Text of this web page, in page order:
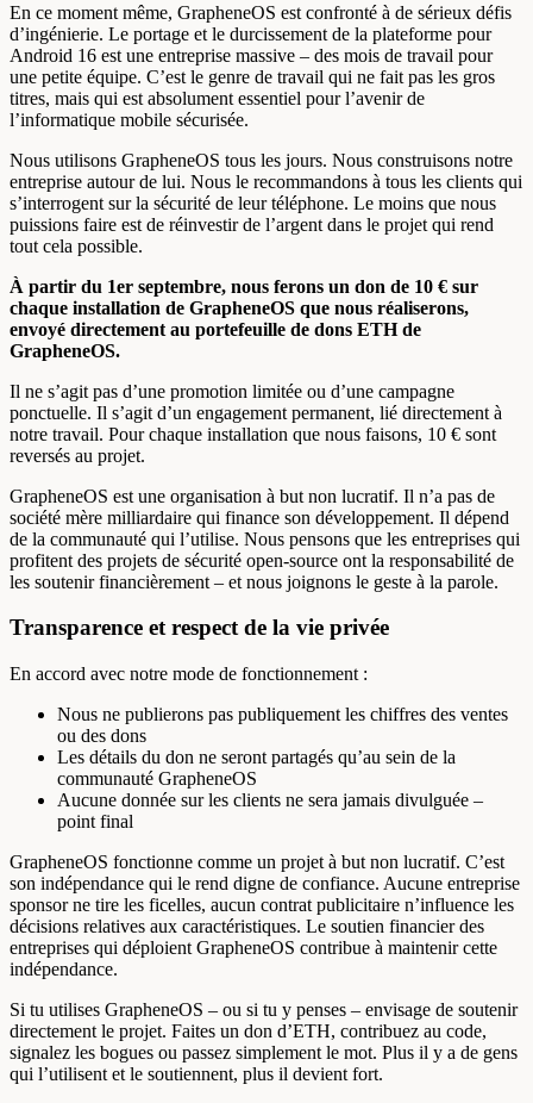
En ce moment même, GrapheneOS est confronté à de sérieux défis
d’ingénierie. Le portage et le durcissement de la plateforme pour
Android 16 est une entreprise massive – des mois de travail pour
une petite équipe. C’est le genre de travail qui ne fait pas les gros
titres, mais qui est absolument essentiel pour l’avenir de
l’informatique mobile sécurisée.
Nous utilisons GrapheneOS tous les jours. Nous construisons notre
entreprise autour de lui. Nous le recommandons à tous les clients qui
s’interrogent sur la sécurité de leur téléphone. Le moins que nous
puissions faire est de réinvestir de l’argent dans le projet qui rend
tout cela possible.
À partir du 1er septembre, nous ferons un don de 10 € sur
chaque installation de GrapheneOS que nous réaliserons,
envoyé directement au portefeuille de dons ETH de
GrapheneOS.
Il ne s’agit pas d’une promotion limitée ou d’une campagne
ponctuelle. Il s’agit d’un engagement permanent, lié directement à
notre travail. Pour chaque installation que nous faisons, 10 € sont
reversés au projet.
GrapheneOS est une organisation à but non lucratif. Il n’a pas de
société mère milliardaire qui finance son développement. Il dépend
de la communauté qui l’utilise. Nous pensons que les entreprises qui
profitent des projets de sécurité open-source ont la responsabilité de
les soutenir financièrement – et nous joignons le geste à la parole.
Transparence et respect de la vie privée
En accord avec notre mode de fonctionnement :
Nous ne publierons pas publiquement les chiffres des ventes
ou des dons
Les détails du don ne seront partagés qu’au sein de la
communauté GrapheneOS
Aucune donnée sur les clients ne sera jamais divulguée –
point final
GrapheneOS fonctionne comme un projet à but non lucratif. C’est
son indépendance qui le rend digne de confiance. Aucune entreprise
sponsor ne tire les ficelles, aucun contrat publicitaire n’influence les
décisions relatives aux caractéristiques. Le soutien financier des
entreprises qui déploient GrapheneOS contribue à maintenir cette
indépendance.
Si tu utilises GrapheneOS – ou si tu y penses – envisage de soutenir
directement le projet. Faites un don d’ETH, contribuez au code,
signalez les bogues ou passez simplement le mot. Plus il y a de gens
qui l’utilisent et le soutiennent, plus il devient fort.